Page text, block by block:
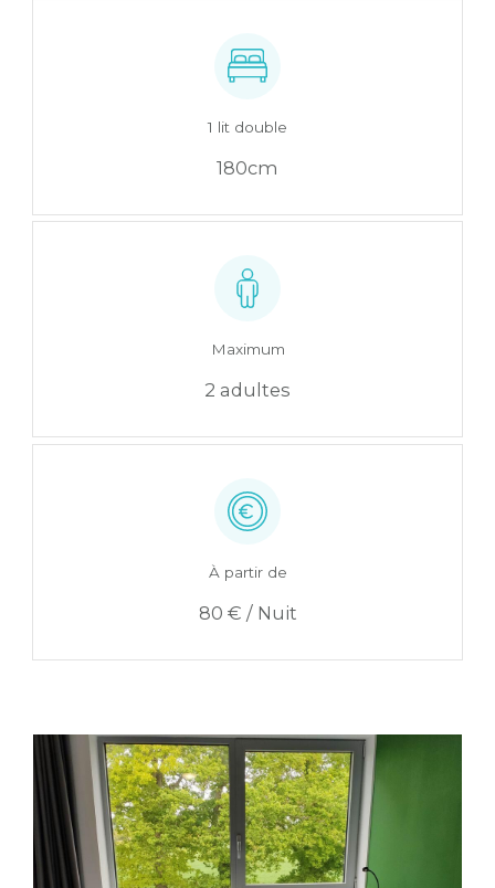
1 lit double
180cm
Maximum
2 adultes
À partir de
80 € / Nuit